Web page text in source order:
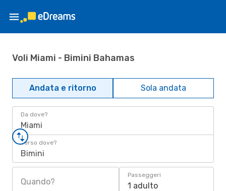
Voli Miami - Bimini Bahamas
Andata e ritorno Sola andata
Da dove?
Miami
Verso dove?
Bimini
Quando?
Passeggeri
1 adulto